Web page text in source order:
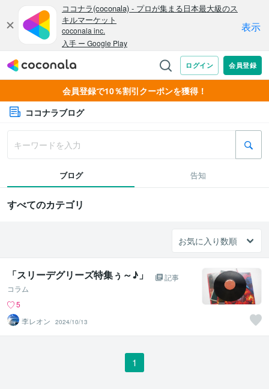
会員登録で10％割引クーポンを獲得！
ココナラブログ
ブログ 告知
すべてのカテゴリ
「スリーデグリーズ特集ぅ～♪」
記事
コラム
5
李レオン
2024/10/13
1